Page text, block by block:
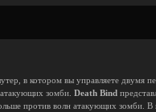
в котором вы управляете двумя
зомби. Death Bind
против волн атакующих зомби. В